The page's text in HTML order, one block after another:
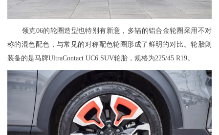
领克06的轮圈造型也特别有新意，多辐的铝合金轮圈采用不对
称的混色配色，与常见的对称配色轮圈形成了鲜明的对比。轮胎则
装备的是马牌UltraContact UC6 SUV轮胎，规格为225/45 R19。